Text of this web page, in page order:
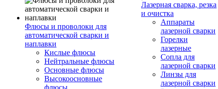
Флюсы и проволоки для
автоматической сварки и
наплавки
Кислые флюсы
Нейтральные флюсы
Основные флюсы
Высокоосновные
флюсы
Лазерная сварка, резка
и очистка
Аппараты
лазерной сварки
Горелки
лазерные
Сопла для
лазерной сварки
Линзы для
лазерной сварки